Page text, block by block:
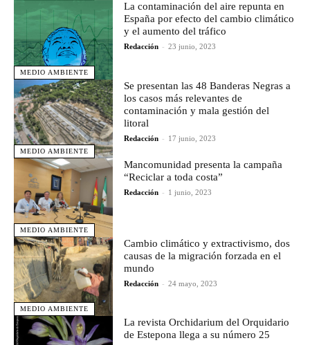
MEDIO AMBIENTE
La contaminación del aire repunta en
España por efecto del cambio climático
y el aumento del tráfico
Redacción - 23 junio, 2023
MEDIO AMBIENTE
Se presentan las 48 Banderas Negras a
los casos más relevantes de
contaminación y mala gestión del
litoral
Redacción - 17 junio, 2023
MEDIO AMBIENTE
Mancomunidad presenta la campaña
“Reciclar a toda costa”
Redacción - 1 junio, 2023
MEDIO AMBIENTE
Cambio climático y extractivismo, dos
causas de la migración forzada en el
mundo
Redacción - 24 mayo, 2023
La revista Orchidarium del Orquidario
de Estepona llega a su número 25